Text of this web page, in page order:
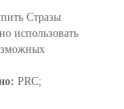
Стразы
использовать
PRC;